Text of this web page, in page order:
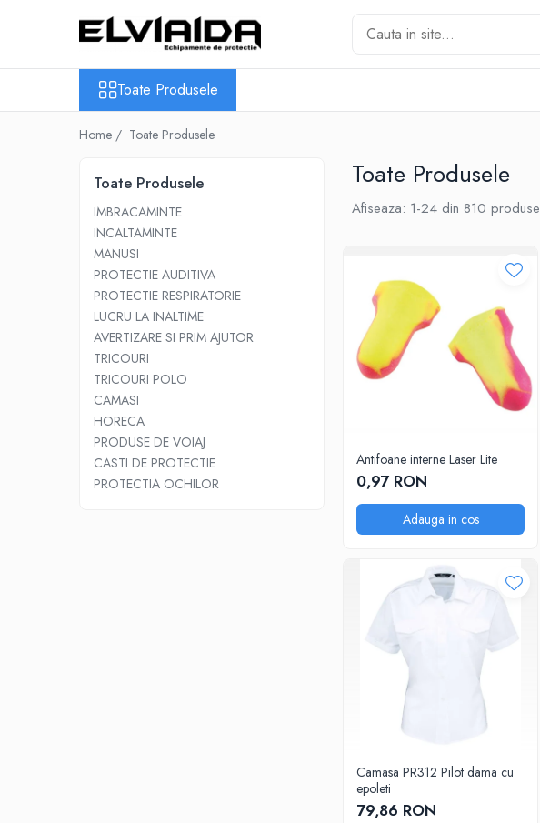
IMBRACAMINTE
IMBRACAMINTE IMPERMEABILA
UNICA FOLOSINTA
IMBRACAMINTE ESD
IMBRACAMINTE IGNIFUGATA,
COMBINEZOANE, HALATE
JACHETE DE LUCRU
Toate Produsele
Home / Toate Produsele
Toate Produsele
Toate Produsele
IMBRACAMINTE
INCALTAMINTE
MANUSI
PROTECTIE AUDITIVA
PROTECTIE RESPIRATORIE
LUCRU LA INALTIME
AVERTIZARE SI PRIM AJUTOR
TRICOURI
TRICOURI POLO
CAMASI
HORECA
PRODUSE DE VOIAJ
CASTI DE PROTECTIE
PROTECTIA OCHILOR
Afiseaza: 1-24 din 810 produse
Antifoane interne Laser Lite
0,97 RON
Adauga in cos
Camasa PR312 Pilot dama cu
epoleti
79,86 RON